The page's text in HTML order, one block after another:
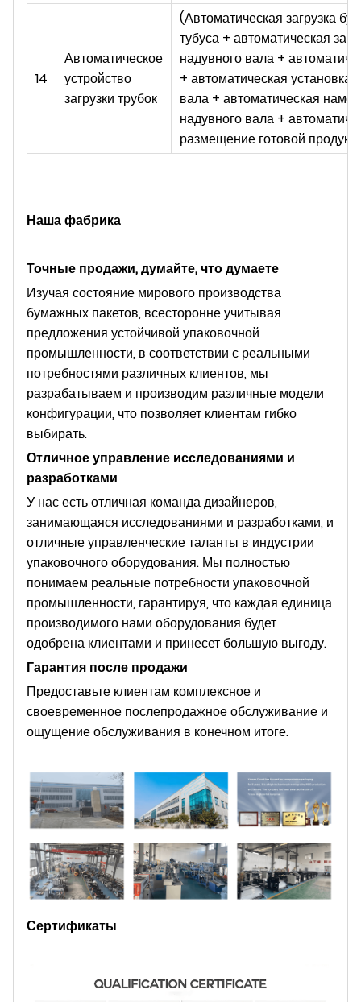
14
Автоматическое
устройство
загрузки трубок
(Автоматическая загрузка
тубуса + автоматическая
надувного вала +
+ автоматическая установка
вала + автоматическая
надувного вала +
размещение готовой
Наша фабрика
Точные продажи, думайте, что думаете
Изучая состояние мирового производства
бумажных пакетов, всесторонне учитывая
предложения устойчивой упаковочной
промышленности, в соответствии с реальными
потребностями различных клиентов, мы
разрабатываем и производим различные модели
конфигурации, что позволяет клиентам гибко
выбирать.
Отличное управление исследованиями и
разработками
У нас есть отличная команда дизайнеров,
занимающаяся исследованиями и разработками, и
отличные управленческие таланты в индустрии
упаковочного оборудования. Мы полностью
понимаем реальные потребности упаковочной
промышленности, гарантируя, что каждая единица
производимого нами оборудования будет
одобрена клиентами и принесет большую выгоду.
Гарантия после продажи
Предоставьте клиентам комплексное и
своевременное послепродажное обслуживание и
ощущение обслуживания в конечном итоге.
Сертификаты